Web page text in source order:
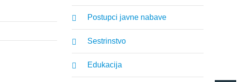
Postupci javne nabave
Sestrinstvo
Edukacija